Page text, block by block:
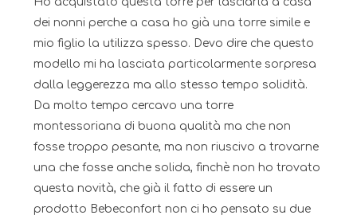
dei nonni perche a casa ho già una torre simile e
mio figlio la utilizza spesso. Devo dire che questo
modello mi ha lasciata particolarmente sorpresa
dalla leggerezza ma allo stesso tempo solidità.
Da molto tempo cercavo una torre
montessoriana di buona qualità ma che non
fosse troppo pesante, ma non riuscivo a trovarne
una che fosse anche solida, finchè non ho trovato
questa novità, che già il fatto di essere un
prodotto Bebeconfort non ci ho pensato su due